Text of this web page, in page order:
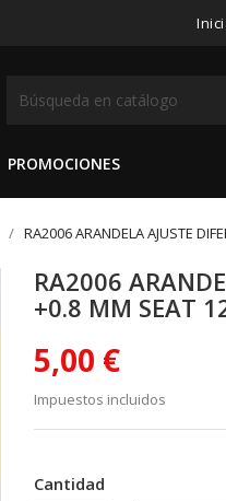
PROMOCIONES
RA2006 ARANDELA AJUSTE
RA2006
+0.8 MM SEAT
5,00 €
Impuestos incluidos
Cantidad